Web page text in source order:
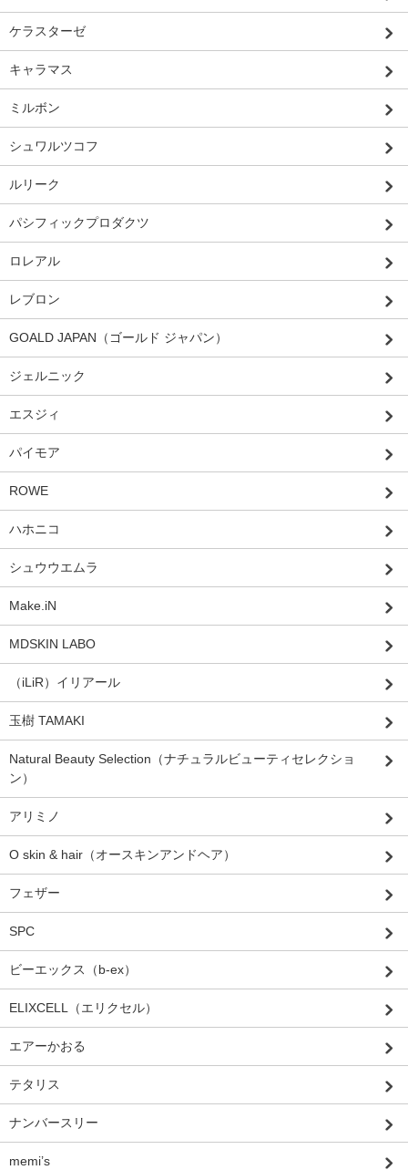
ケラスターゼ
キャラマス
ミルボン
シュワルツコフ
ルリーク
パシフィックプロダクツ
ロレアル
レブロン
GOALD JAPAN（ゴールド ジャパン）
ジェルニック
エスジィ
パイモア
ROWE
ハホニコ
シュウウエムラ
Make.iN
MDSKIN LABO
（iLiR）イリアール
玉樹 TAMAKI
Natural Beauty Selection（ナチュラルビューティセレクショ
ン）
アリミノ
O skin & hair（オースキンアンドヘア）
フェザー
SPC
ビーエックス（b-ex）
ELIXCELL（エリクセル）
エアーかおる
テタリス
ナンバースリー
memi’s